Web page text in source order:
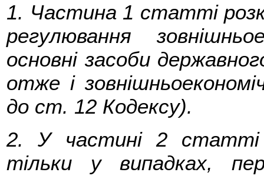
1. Частина 1 статті
регулювання
основні засоби
отже і
до ст. 12 Кодексу).
2. У частині 2 статті
тільки у випадках,